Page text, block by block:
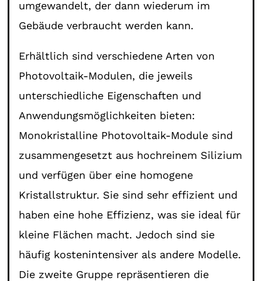
umgewandelt, der dann wiederum im
Gebäude verbraucht werden kann.
Erhältlich sind verschiedene Arten von
Photovoltaik-Modulen, die jeweils
unterschiedliche Eigenschaften und
Anwendungsmöglichkeiten bieten:
Monokristalline Photovoltaik-Module sind
zusammengesetzt aus hochreinem Silizium
und verfügen über eine homogene
Kristallstruktur. Sie sind sehr effizient und
haben eine hohe Effizienz, was sie ideal für
kleine Flächen macht. Jedoch sind sie
häufig kostenintensiver als andere Modelle.
Die zweite Gruppe repräsentieren die